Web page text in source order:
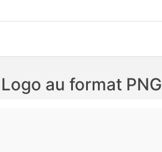
au format PNG